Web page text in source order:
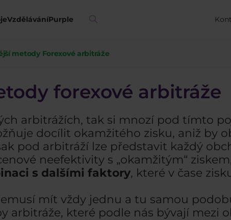
VzděláváníPurple
metody Forexové arbitráže
forexové arbitráže
arbitrážích, tak si mnozí pod tímto
docílit okamžitého zisku, aniž by
pod arbitráží lze představit každý
neefektivity s „okamžitým“
s dalšími faktory, které v čase
mít vždy jednu a tu samou
arbitráže, které podle nás bývají mezi